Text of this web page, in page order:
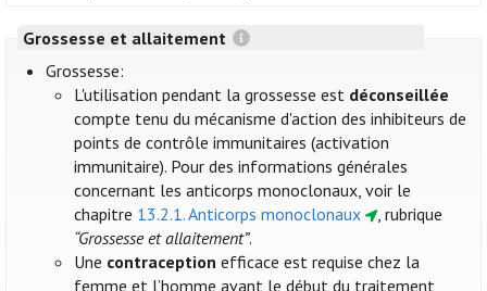
Grossesse et allaitement
Grossesse:
L'utilisation pendant la grossesse est déconseillée
compte tenu du mécanisme d'action des inhibiteurs de
points de contrôle immunitaires (activation
immunitaire). Pour des informations générales
concernant les anticorps monoclonaux, voir le
chapitre 13.2.1. Anticorps monoclonaux
, rubrique
“Grossesse et allaitement”.
Une contraception efficace est requise chez la
femme et l’homme avant le début du traitement,